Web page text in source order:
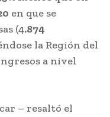
en que se
(4.874
la Región del
a nivel
– resaltó el